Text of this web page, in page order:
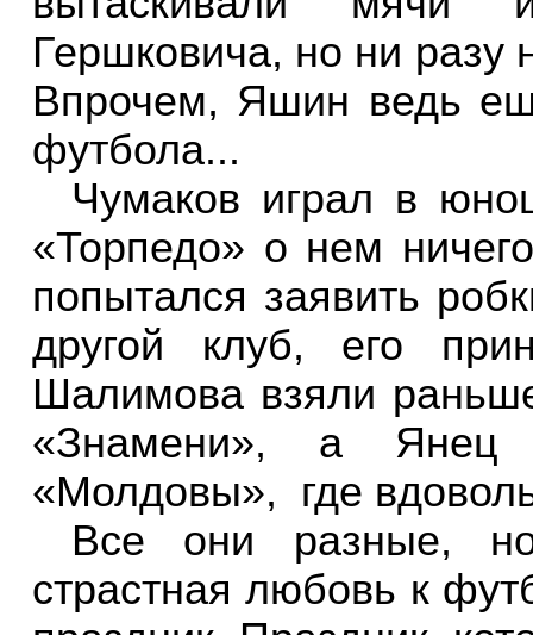
Гершковича, но ни разу
Впрочем, Яшин ведь
футбола...
Чумаков играл в
«Торпедо» о нем
попытался заявить
другой клуб, его
Шалимова взяли
«Знамени», а Янец
«Молдовы»,
где
Все они разные,
страстная любовь к